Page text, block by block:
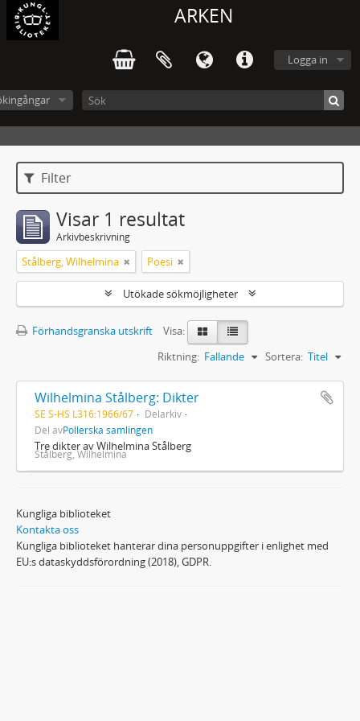
ARKEN
Logga in
Filter
Visar 1 resultat
Arkivbeskrivning
Stålberg, Wilhelmina Poesi
Utökade sökmöjligheter
Förhandsgranska utskrift
Visa:
Sortera: Titel
Riktning: Fallande
Wilhelmina Stålberg: Dikter
SE S-HS L316:1966/67
Delarkiv
Del avPollerska samlingen
Tre dikter av Wilhelmina Stålberg
Stålberg, Wilhelmina
Kungliga biblioteket
Kontakta oss
Kungliga biblioteket hanterar dina personuppgifter i enlighet med
EU:s dataskyddsförordning (2018), GDPR.